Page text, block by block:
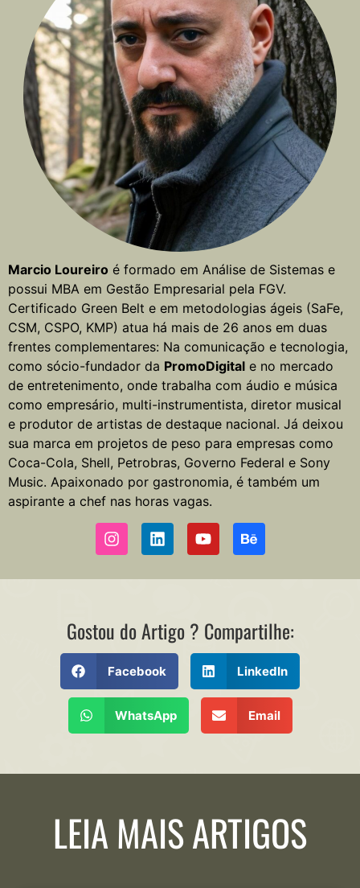
Marcio Loureiro é formado em Análise de Sistemas e
possui MBA em Gestão Empresarial pela FGV.
Certificado Green Belt e em metodologias ágeis (SaFe,
CSM, CSPO, KMP) atua há mais de 26 anos em duas
frentes complementares: Na comunicação e tecnologia,
como sócio-fundador da PromoDigital e no mercado
de entretenimento, onde trabalha com áudio e música
como empresário, multi-instrumentista, diretor musical
e produtor de artistas de destaque nacional. Já deixou
sua marca em projetos de peso para empresas como
Coca-Cola, Shell, Petrobras, Governo Federal e Sony
Music. Apaixonado por gastronomia, é também um
aspirante a chef nas horas vagas.
Gostou do Artigo ? Compartilhe:
Facebook LinkedIn
WhatsApp Email
LEIA MAIS ARTIGOS